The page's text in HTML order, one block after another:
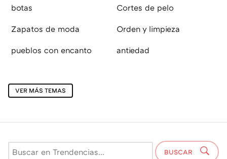
botas Cortes de pelo
Zapatos de moda Orden y limpieza
pueblos con encanto antiedad
VER MÁS TEMAS
BUSCAR